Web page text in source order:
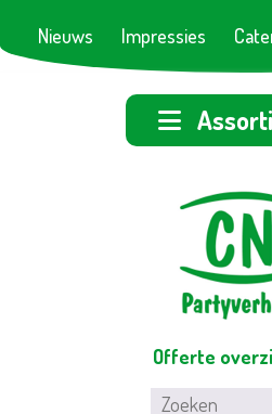
Nieuws Impressies
Offerte